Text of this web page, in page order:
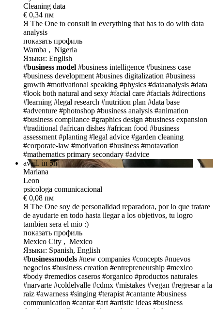
Cleaning data
€ 0,34 пм
Я The One to consult in everything that has to do with data
analysis
показать профиль
Wamba , Nigeria
Языки: English
#business model #business intelligence #business case
#business development #busines digitalization #business
growth #motivational speaking #physics #dataanalysis #data
#look both natural and sexy #facial care #facials #directions
#learning #legal research #nutrition plan #data base
#adventure #photoshop #business analysis #animation
#business compliance #graphics design #business expansion
#traditional #african dishes #african food #business
assessment #planting #legal advice #garden cleaning
#corporate-law #motivation #business #motavation
#mathematics primary secondary #advice
avail. in 5h
Mariana
Leon
psicologa comunicacional
€ 0,08 пм
Я The One soy de personalidad reparadora, por lo que tratare
de ayudarte en todo hasta llegar a los objetivos, tu logro
tambien sera el mio :)
показать профиль
Mexico City , Mexico
Языки: Spanish, English
#businessmodels #new companies #concepts #nuevos
negocios #business creation #entrepreneurship #mexico
#body #remedios caseros #organico #productos naturales
#narvarte #coldelvalle #cdmx #mistakes #vegan #regresar a la
raiz #awarness #singing #terapist #cantante #business
communication #cantar #art #artistic ideas #business